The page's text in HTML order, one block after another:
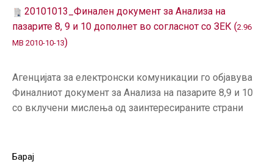
СПЕКТАР
ТЕЛЕКОМУНИКАЦИИ
НА
ПАЗАР
КОРИСНИЦИ
20101013_Финален документ за Анализа на
пазарите 8, 9 и 10 дополнет во согласнот со ЗЕК (2.96
MB 2010-10-13)
Агенцијата за електронски комуникации го објавува
Финалниот документ за Анализа на пазарите 8,9 и 10
со вклучени мислења од заинтересираните страни
Барај